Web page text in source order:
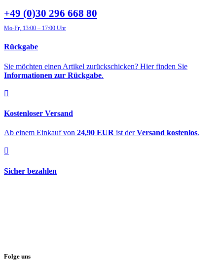
+49 (0)30 296 668 80
Mo-Fr, 13:00 – 17:00 Uhr
Rückgabe
Sie möchten einen Artikel zurückschicken? Hier finden Sie
Informationen zur Rückgabe.
Kostenloser Versand
Ab einem Einkauf von 24,90 EUR ist derVersand kostenlos.
Sicher bezahlen
Folge uns